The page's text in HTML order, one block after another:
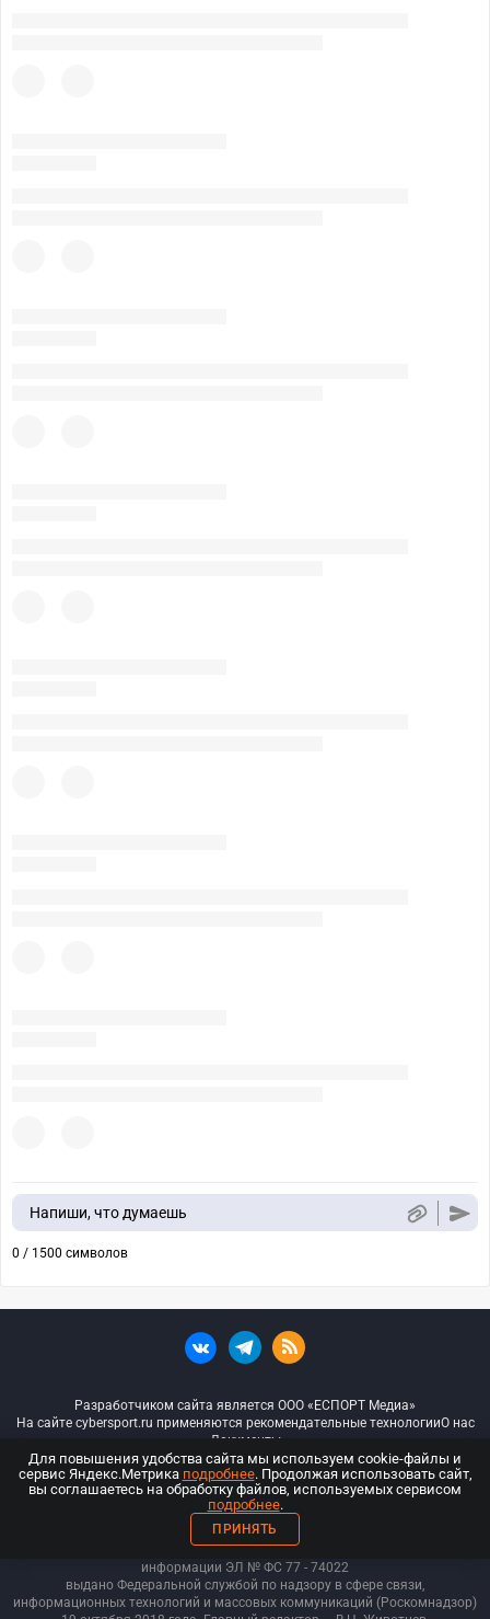
Напиши, что думаешь
0 / 1500 символов
Разработчиком сайта является ООО «ЕСПОРТ Медиа»
На сайте cybersport.ru применяются рекомендательные технологииО нас
Документы
© ООО «Киберспорт.ру» — Все права защищены
18+
ООО «Киберспорт.ру». Свидетельство о регистрации средств массовой
информации ЭЛ № ФС 77 - 74022
выдано Федеральной службой по надзору в сфере связи,
информационных технологий и массовых коммуникаций (Роскомнадзор)
Для повышения удобства сайта мы используем cookie-файлы и
сервис Яндекс.Метрика подробнее. Продолжая использовать сайт,
вы соглашаетесь на обработку файлов, используемых сервисом
подробнее.
ПРИНЯТЬ